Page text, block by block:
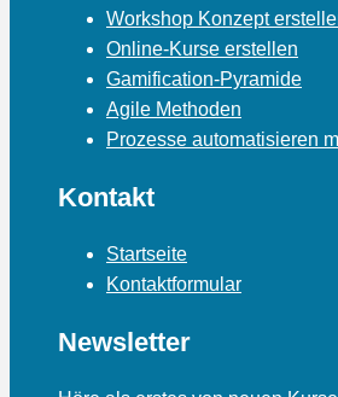
Workshop Konzept
Online-Kurse erstellen
Gamification-Pyramide
Agile Methoden
Prozesse automatisieren
Kontakt
Startseite
Kontaktformular
Newsletter